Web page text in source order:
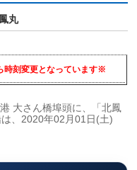
丸
時刻変更となっています※
大さん橋埠頭に、「北鳳
、2020年02月01日(土)